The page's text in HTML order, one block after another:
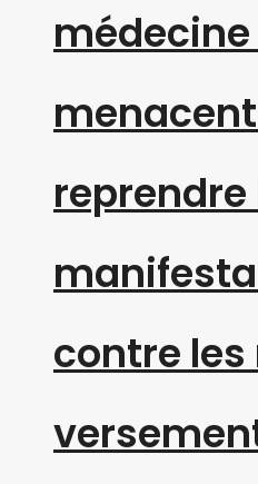
reprendre
contre